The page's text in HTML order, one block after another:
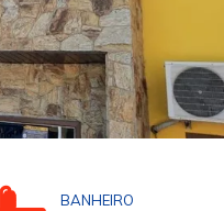
BANHEIRO